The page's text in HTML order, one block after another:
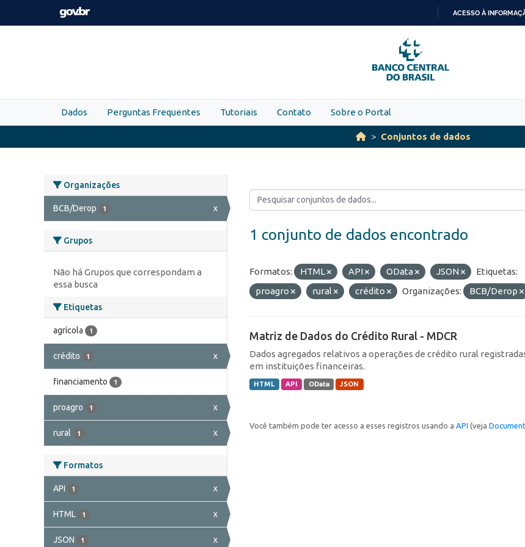
Skip to main content
PARA
O
CONTEÚDO
ACESSO À
Dados Perguntas Frequentes Tutoriais Contato Sobre o Portal
Conjuntos de dados
Organizações
BCB/Derop 1 x
Grupos
Não há Grupos que correspondam a
essa busca
Etiquetas
agrícola 1
crédito 1 x
financiamento 1
proagro 1 x
rural 1 x
Formatos
API 1 x
HTML 1 x
JSON 1 x
1 conjunto de dados encontrado
Formatos: HTML API OData JSON
Etiquetas:
proagro
rural crédito Organizações: BCB/Derop
Matriz de Dados do Crédito Rural - MDCR
Dados agregados relativos a operações de crédito rural
em instituições financeiras.
HTML API OData JSON
Você também pode ter acesso a esses registros usando a API (veja